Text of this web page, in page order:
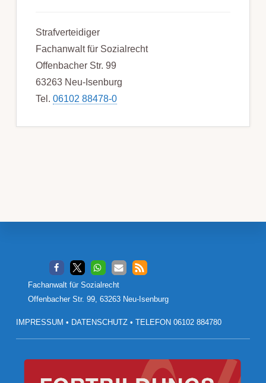
Strafverteidiger
Fachanwalt für Sozialrecht
Offenbacher Str. 99
63263 Neu-Isenburg
Tel. 06102 88478-0
Footer
Fachanwalt für Sozialrecht
Offenbacher Str. 99, 63263 Neu-Isenburg
IMPRESSUM • DATENSCHUTZ• TELEFON 06102 884780